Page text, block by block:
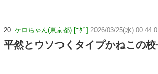
20: ケロちゃん(東京都) [ﾆﾀﾞ] 2026/03/25(水)
平然とウソつくタイプかねこの校